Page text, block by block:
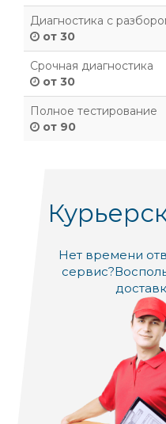
Диагностика с
от 30
Срочная диагностика
от 30
Полное тестирование
от 90
Нет времени
сервис?